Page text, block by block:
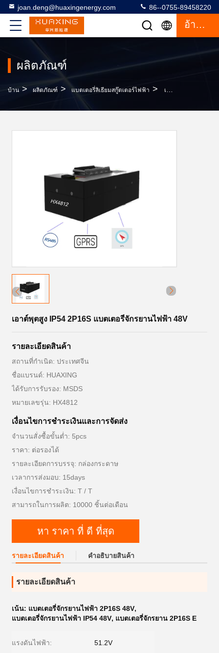
joan.deng@huaxingenergy.com 86--0755-89458220
อ้างอิง
ผลิตภัณฑ์
บ้าน > ผลิตภัณฑ์ > แบตเตอรี่ลิเธียมสกู๊ตเตอร์ไฟฟ้า > เอาต์พุตสูง IP54 2P16S แบตเตอรี่จักรยานไฟฟ้า 48V
เอาต์พุตสูง IP54 2P16S แบตเตอรี่จักรยานไฟฟ้า 48V
รายละเอียดสินค้า
สถานที่กำเนิด: ประเทศจีน
ชื่อแบรนด์: HUAXING
ได้รับการรับรอง: MSDS
หมายเลขรุ่น: HX4812
เงื่อนไขการชําระเงินและการจัดส่ง
จำนวนสั่งซื้อขั้นต่ำ: 5pcs
ราคา: ต่อรองได้
รายละเอียดการบรรจุ: กล่องกระดาษ
เวลาการส่งมอบ: 15days
เงื่อนไขการชำระเงิน: T / T
สามารถในการผลิต: 10000 ชิ้นต่อเดือน
หา ราคา ที่ ดี ที่สุด
รายละเอียดสินค้า คําอธิบายสินค้า
รายละเอียดสินค้า
เน้น: แบตเตอรี่จักรยานไฟฟ้า 2P16S 48V,
แบตเตอรี่จักรยานไฟฟ้า IP54 48V, แบตเตอรี่จักรยาน 2P16S E
แรงดันไฟฟ้า: 51.2V